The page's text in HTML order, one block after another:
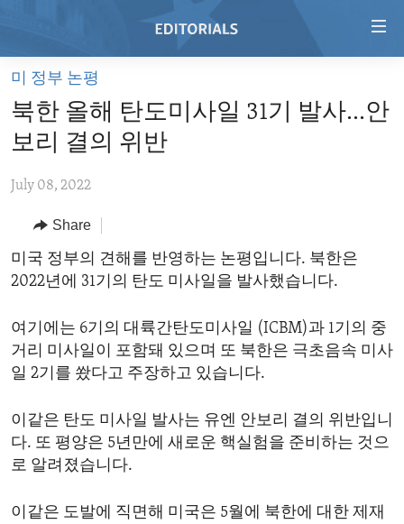
Skip
main
content
to
Navigation
Skip
to
HOME
VIDEO
REGIONS
AFRICA
AMERICAS
ASIA
EUROPE
MIDDLE EAST
TOPICS
HUMAN RIGHTS
SECURITY AND DEFENSE
AID AND DEVELOPMENT
DEMOCRACY AND GOVERNANCE
ENVIRONMENT AND HEALTH
IDEALS AND INSTITUTIONS
ARCHIVE
ABOUT US
FOLLOW US
미 정부 논평
북한 올해 탄도미사일 31기 발사...안
보리 결의 위반
July 08, 2022
Share
미국 정부의 견해를 반영하는 논평입니다. 북한은
2022년에 31기의 탄도 미사일을 발사했습니다.
여기에는 6기의 대륙간탄도미사일 (ICBM)과 1기의 중
거리 미사일이 포함돼 있으며 또 북한은 극초음속 미사
일 2기를 쐈다고 주장하고 있습니다.
이같은 탄도 미사일 발사는 유엔 안보리 결의 위반입니
다. 또 평양은 5년만에 새로운 핵실험을 준비하는 것으
로 알려졌습니다.
이같은 도발에 직면해 미국은 5월에 북한에 대한 제재